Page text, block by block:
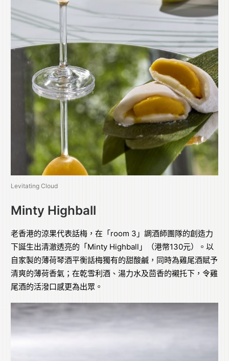
Levitating Cloud
Minty Highball
老香港的涼果代表話梅，在「room 3」調酒師團隊的創造力
下誕生出清澈透亮的「Minty Highball」（港幣130元）。以
自家製的薄荷琴酒平衡話梅獨有的甜酸鹹，同時為雞尾酒賦予
清爽的薄荷香氣；在乾雪利酒、湯力水及茴香的襯托下，令雞
尾酒的活潑口感更為出眾。